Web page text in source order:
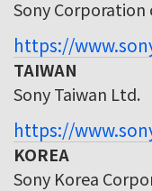
Sony
https://
TAIWAN
Sony Taiwan Ltd.
https://
KOREA
Sony Korea